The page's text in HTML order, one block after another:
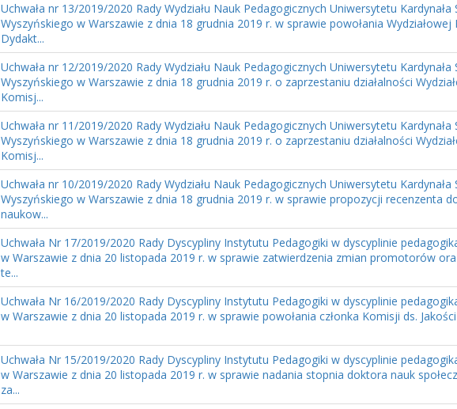
Uchwała nr 13/2019/2020 Rady Wydziału Nauk Pedagogicznych Uniwersytetu Kardynała
Wyszyńskiego w Warszawie z dnia 18 grudnia 2019 r. w sprawie powołania Wydziałowej
Dydakt...
Uchwała nr 12/2019/2020 Rady Wydziału Nauk Pedagogicznych Uniwersytetu Kardynała
Wyszyńskiego w Warszawie z dnia 18 grudnia 2019 r. o zaprzestaniu działalności
Komisj...
Uchwała nr 11/2019/2020 Rady Wydziału Nauk Pedagogicznych Uniwersytetu Kardynała
Wyszyńskiego w Warszawie z dnia 18 grudnia 2019 r. o zaprzestaniu działalności
Komisj...
Uchwała nr 10/2019/2020 Rady Wydziału Nauk Pedagogicznych Uniwersytetu Kardynała
Wyszyńskiego w Warszawie z dnia 18 grudnia 2019 r. w sprawie propozycji recenzenta
naukow...
Uchwała Nr 17/2019/2020 Rady Dyscypliny Instytutu Pedagogiki w dyscyplinie
w Warszawie z dnia 20 listopada 2019 r. w sprawie zatwierdzenia zmian promotorów
te...
Uchwała Nr 16/2019/2020 Rady Dyscypliny Instytutu Pedagogiki w dyscyplinie
w Warszawie z dnia 20 listopada 2019 r. w sprawie powołania członka Komisji ds. Jakości
Uchwała Nr 15/2019/2020 Rady Dyscypliny Instytutu Pedagogiki w dyscyplinie
w Warszawie z dnia 20 listopada 2019 r. w sprawie nadania stopnia doktora nauk
za...